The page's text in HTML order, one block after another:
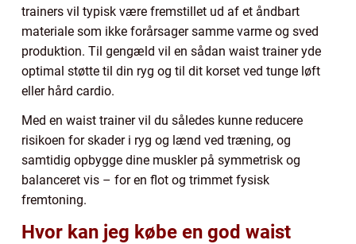
trainers vil typisk være fremstillet ud af et åndbart
materiale som ikke forårsager samme varme og sved
produktion. Til gengæld vil en sådan waist trainer yde
optimal støtte til din ryg og til dit korset ved tunge løft
eller hård cardio.
Med en waist trainer vil du således kunne reducere
risikoen for skader i ryg og lænd ved træning, og
samtidig opbygge dine muskler på symmetrisk og
balanceret vis – for en flot og trimmet fysisk
fremtoning.
Hvor kan jeg købe en god waist